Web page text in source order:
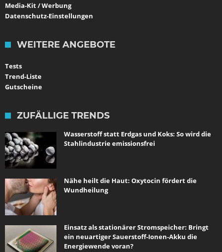
Media-Kit / Werbung
Datenschutz-Einstellungen
WEITERE ANGEBOTE
Tests
Trend-Liste
Gutscheine
ZUFÄLLIGE TRENDS
Wasserstoff statt Erdgas und Koks: So wird die
Stahlindustrie emissionsfrei
Nähe heilt die Haut: Oxytocin fördert die
Wundheilung
Einsatz als stationärer Stromspeicher: Bringt
ein neuartiger Sauerstoff-Ionen-Akku die
Energiewende voran?